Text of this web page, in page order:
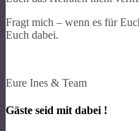
Fragt mich – wenn es für
Euch dabei.
Eure Ines & Team
Gäste seid mit dabei !